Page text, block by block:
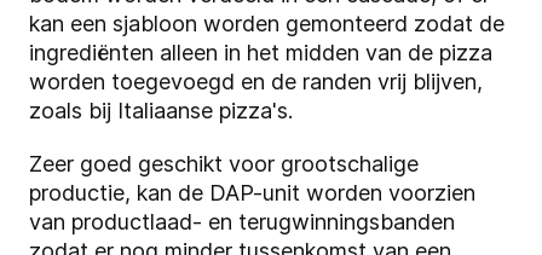
kan een sjabloon worden gemonteerd zodat de
ingrediënten alleen in het midden van de pizza
worden toegevoegd en de randen vrij blijven,
zoals bij Italiaanse pizza's.
Zeer goed geschikt voor grootschalige
productie, kan de DAP-unit worden voorzien
van productlaad- en terugwinningsbanden